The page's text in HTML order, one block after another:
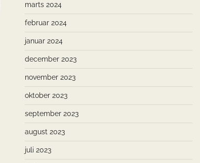
marts 2024
februar 2024
januar 2024
december 2023
november 2023
oktober 2023
september 2023
august 2023
juli 2023